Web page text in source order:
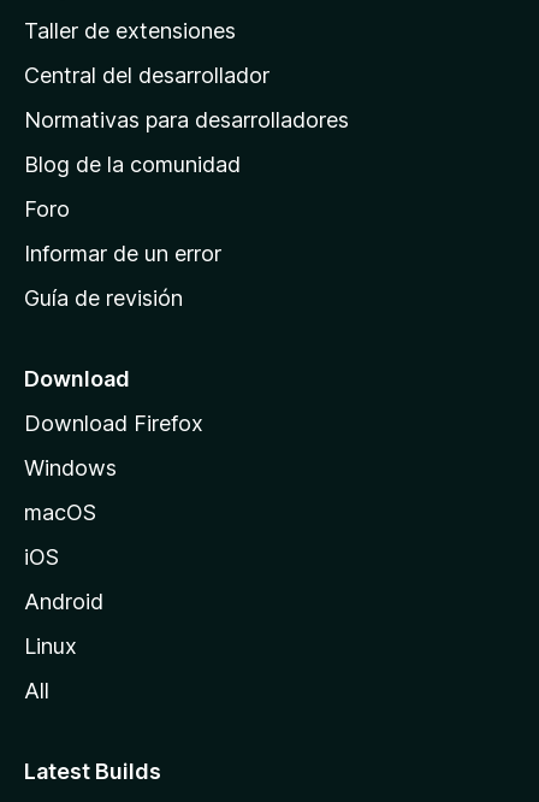
n
a
e
i
n
c
o
e
M
i
l
Taller de extensiones
Central del desarrollador
Normativas para desarrolladores
Blog de la comunidad
Foro
Informar de un error
Guía de revisión
Download
Download Firefox
Windows
macOS
iOS
Android
Linux
All
Latest Builds